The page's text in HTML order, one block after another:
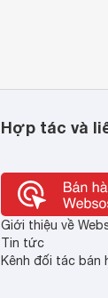
Hợp tác và
Giới thiệu về
Tin tức
Kênh đối tác bán